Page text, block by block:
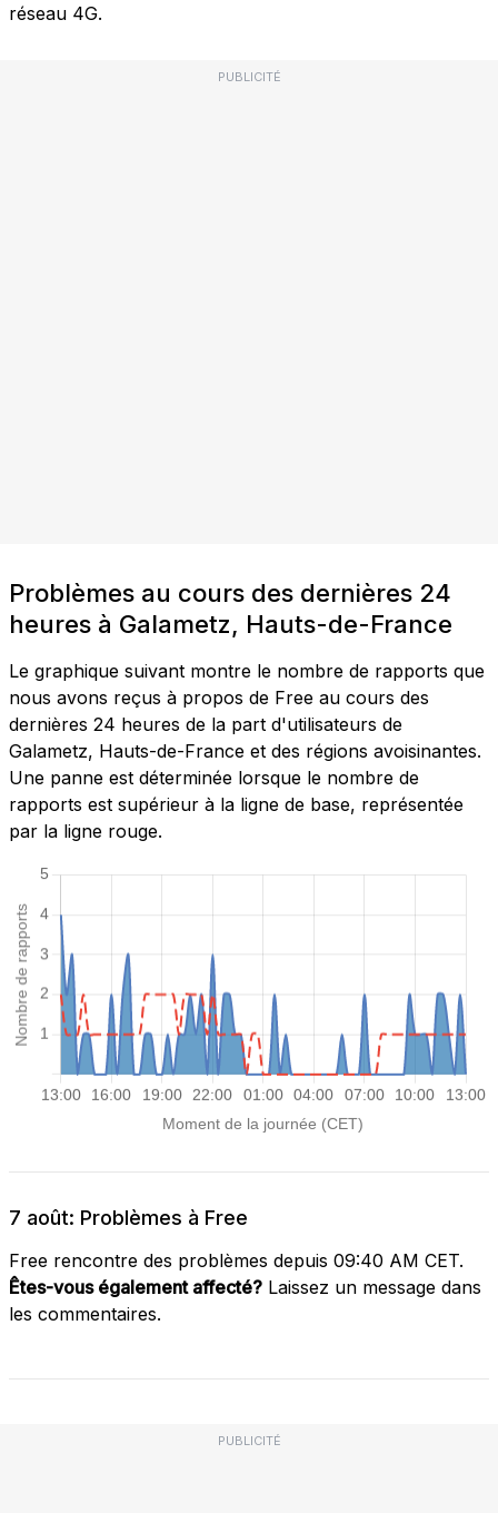
réseau 4G.
PUBLICITÉ
Problèmes au cours des dernières 24
heures à Galametz, Hauts-de-France
Le graphique suivant montre le nombre de rapports que
nous avons reçus à propos de Free au cours des
dernières 24 heures de la part d'utilisateurs de
Galametz, Hauts-de-France et des régions avoisinantes.
Une panne est déterminée lorsque le nombre de
rapports est supérieur à la ligne de base, représentée
par la ligne rouge.
7 août: Problèmes à Free
Free rencontre des problèmes depuis 09:40 AM CET.
Êtes-vous également affecté? Laissez un message dans
les commentaires.
PUBLICITÉ